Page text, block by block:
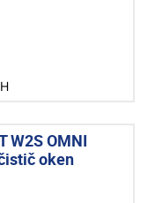
W2S OMNI
oken